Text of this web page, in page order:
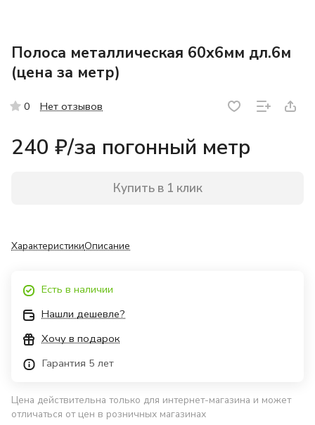
Полоса металлическая 60х6мм дл.6м
(цена за метр)
0 Нет отзывов
240 ₽/за погонный метр
Купить в 1 клик
ХарактеристикиОписание
Есть в наличии
Нашли дешевле?
Хочу в подарок
Гарантия 5 лет
Цена действительна только для интернет-магазина и может
отличаться от цен в розничных магазинах